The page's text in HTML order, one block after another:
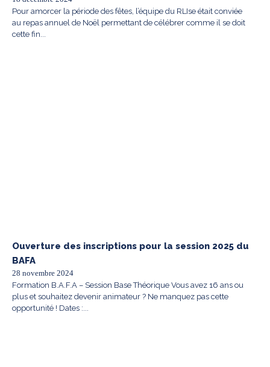
Pour amorcer la période des fêtes, l’équipe du RLIse était conviée
au repas annuel de Noël permettant de célébrer comme il se doit
cette fin...
Ouverture des inscriptions pour la session 2025 du
BAFA
28 novembre 2024
Formation B.A.F.A – Session Base Théorique Vous avez 16 ans ou
plus et souhaitez devenir animateur ? Ne manquez pas cette
opportunité ! Dates :...